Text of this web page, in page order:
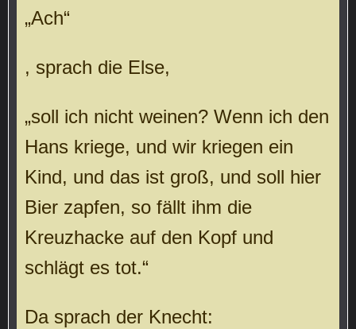
„Ach“
, sprach die Else,
„soll ich nicht weinen? Wenn ich den
Hans kriege, und wir kriegen ein
Kind, und das ist groß, und soll hier
Bier zapfen, so fällt ihm die
Kreuzhacke auf den Kopf und
schlägt es tot.“
Da sprach der Knecht: